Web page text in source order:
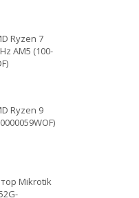
Ryzen 7
AM5 (100-
Ryzen 9
Mikrotik